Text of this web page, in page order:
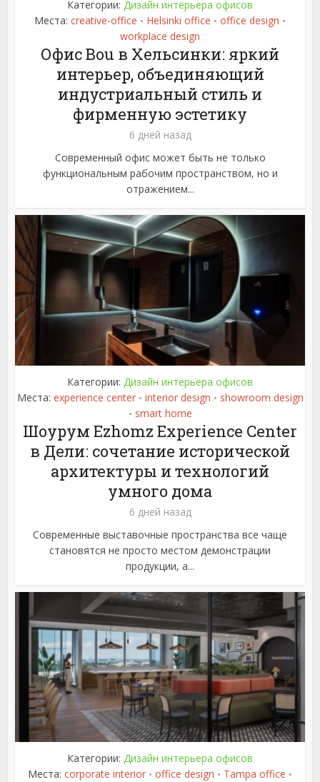
Категории: Дизайн интерьера офисов
Места: creative-office • Helsinki office • office design •
workplace design
Офис Bou в Хельсинки: яркий
интерьер, объединяющий
индустриальный стиль и
фирменную эстетику
6 дней назад
Современный офис может быть не только
функциональным рабочим пространством, но и
отражением...
Категории: Дизайн интерьера офисов
Места: experience center • interior design • showroom design
• smart home
Шоурум Ezhomz Experience Center
в Дели: сочетание исторической
архитектуры и технологий
умного дома
6 дней назад
Современные выставочные пространства все чаще
становятся не просто местом демонстрации
продукции, а...
Категории: Дизайн интерьера офисов
Места: corporate interior • office design • Tampa office •